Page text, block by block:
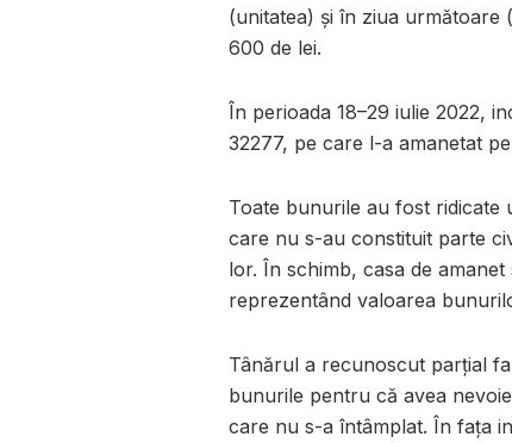
(unitatea) și în ziua următoare
600 de lei.
În perioada 18–29 iulie 2022,
32277, pe care l-a amanetat
Toate bunurile au fost ridicate
care nu s-au constituit parte
lor. În schimb, casa de
reprezentând valoarea
Tânărul a recunoscut parțial
bunurile pentru că avea
care nu s-a întâmplat. În fața